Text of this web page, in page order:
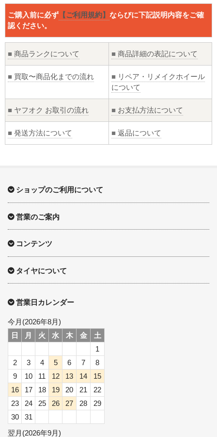
ご購入前に必ず 【ご利用規約】 ならびに下記説明内容をご確
認ください。
■ 商品ランクについて ■ 商品詳細の表記について
■ 買取〜商品化までの流れ ■ リペア・リメイクホイール
について
■ ヤフオク お取引の流れ ■ お支払方法について
■ 発送方法について ■ 返品について
ショップのご利用について
営業のご案内
コンテンツ
タイヤについて
営業日カレンダー
今月(2026年8月)
日
月 火 水 木 金
土
1
2
3 4 5 6 7
8
9
10 11 12 13 14
15
16
17 18 19 20 21
22
23
24 25 26 27 28
29
30
31
翌月(2026年9月)